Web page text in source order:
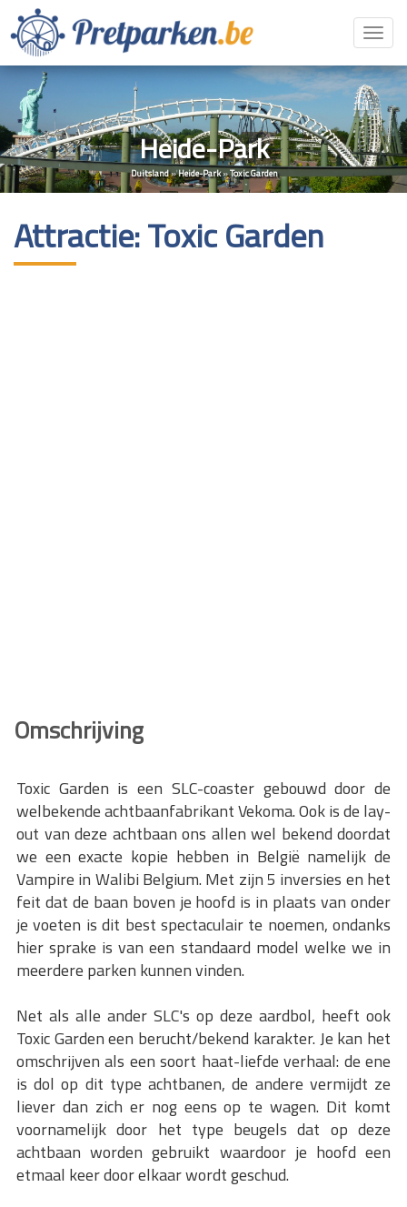
Heide-Park
Duitsland»Heide-Park»Toxic Garden
Attractie: Toxic Garden
Omschrijving
Toxic Garden is een SLC-coaster gebouwd door de
welbekende achtbaanfabrikant Vekoma. Ook is de lay-
out van deze achtbaan ons allen wel bekend doordat
we een exacte kopie hebben in België namelijk de
Vampire in Walibi Belgium. Met zijn 5 inversies en het
feit dat de baan boven je hoofd is in plaats van onder
je voeten is dit best spectaculair te noemen, ondanks
hier sprake is van een standaard model welke we in
meerdere parken kunnen vinden.
Net als alle ander SLC's op deze aardbol, heeft ook
Toxic Garden een berucht/bekend karakter. Je kan het
omschrijven als een soort haat-liefde verhaal: de ene
is dol op dit type achtbanen, de andere vermijdt ze
liever dan zich er nog eens op te wagen. Dit komt
voornamelijk door het type beugels dat op deze
achtbaan worden gebruikt waardoor je hoofd een
etmaal keer door elkaar wordt geschud.